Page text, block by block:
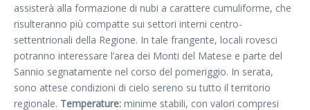
assisterà alla formazione di nubi a carattere cumuliforme, che
risulteranno più compatte sui settori interni centro-
settentrionali della Regione. In tale frangente, locali rovesci
potranno interessare l’area dei Monti del Matese e parte del
Sannio segnatamente nel corso del pomeriggio. In serata,
sono attese condizioni di cielo sereno su tutto il territorio
regionale. Temperature: minime stabili, con valori compresi